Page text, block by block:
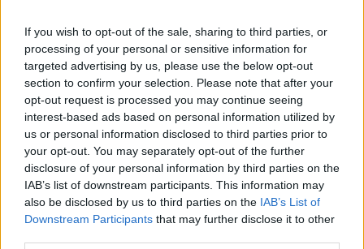
If you wish to opt-out of the sale, sharing to third parties, or
processing of your personal or sensitive information for
targeted advertising by us, please use the below opt-out
section to confirm your selection. Please note that after your
opt-out request is processed you may continue seeing
interest-based ads based on personal information utilized by
us or personal information disclosed to third parties prior to
your opt-out. You may separately opt-out of the further
disclosure of your personal information by third parties on the
IAB’s list of downstream participants. This information may
also be disclosed by us to third parties on the IAB’s List of
Downstream Participants that may further disclose it to other
sabato scorso, il primo congresso provinciale della formazione
politica che fa capo a Carlo Calenda.Giacomo Zucchellie
Edifizisono stati scelti quali delegati all’assemblea nazionale.
Designati anche i componenti del consiglio direttivo provinciale.
Per tutti il mandato è quello di concentrare gli sforzi per costruire un
campo progressista e riformista in grado di essere protagonista
nella vita amministrativa locale. Durante il dibattito il neo eletto
segretario ha esaminato la crisi in cui versa il territorio, indicando
come punti deboli economia, cultura e welfare e ricordando
l'accordo siglato da Azione nei giorni scorsi a livello nazionale con
+Europa.